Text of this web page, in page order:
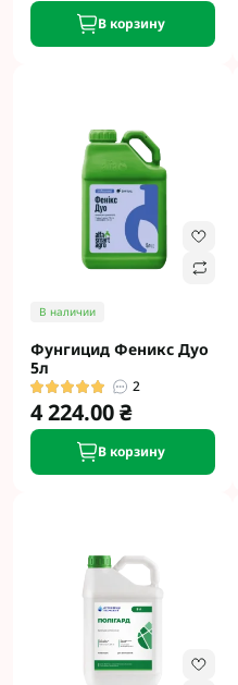
В корзину
В наличии
Фунгицид Феникс Дуо
5л
2
4 224.00 ₴
В корзину